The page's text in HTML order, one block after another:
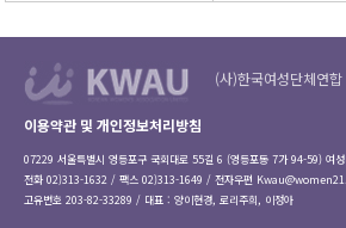
(사)한국여성단체연합
이용약관 및 개인정보처리방침
07229 서울특별시 영등포구 국회대로 55길 6 (영등포동 7가 94-59) 여
전화 02)313-1632 / 팩스 02)313-1649 / 전자우편
고유번호 203-82-33289 / 대표 : 양이현경, 로리주희, 이정아